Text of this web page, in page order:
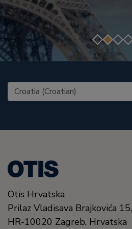
United States (EN)
Otis Hrvatska
Prilaz Vladisava Brajkovića 15,
HR-10020 Zagreb, Hrvatska